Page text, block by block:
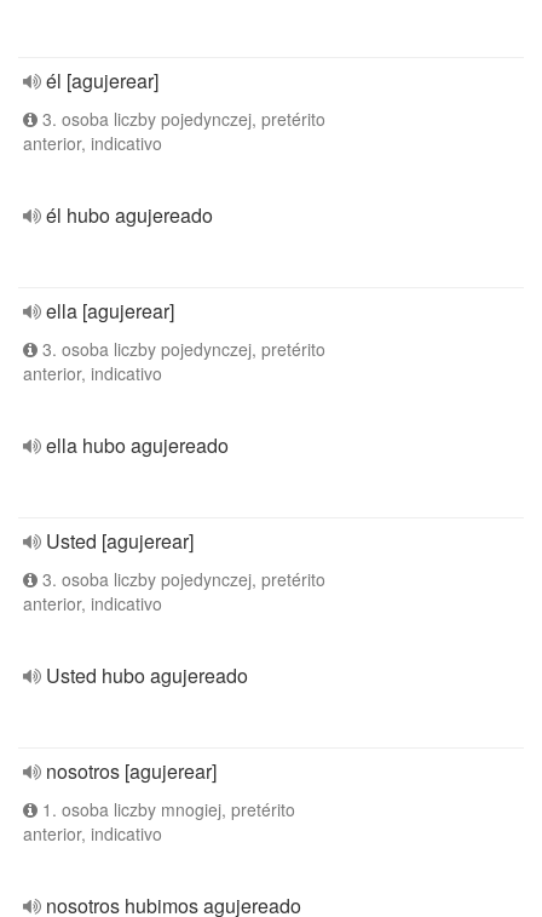
él [agujerear]
3. osoba liczby pojedynczej, pretérito
anterior, indicativo
él hubo agujereado
ella [agujerear]
3. osoba liczby pojedynczej, pretérito
anterior, indicativo
ella hubo agujereado
Usted [agujerear]
3. osoba liczby pojedynczej, pretérito
anterior, indicativo
Usted hubo agujereado
nosotros [agujerear]
1. osoba liczby mnogiej, pretérito
anterior, indicativo
nosotros hubimos agujereado